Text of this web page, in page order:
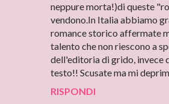
neppure morta!)di queste
vendono.In Italia abbiamo
romance storico affermate
talento che non riescono a
dell'editoria di grido, invece
testo!! Scusate ma mi
RISPONDI